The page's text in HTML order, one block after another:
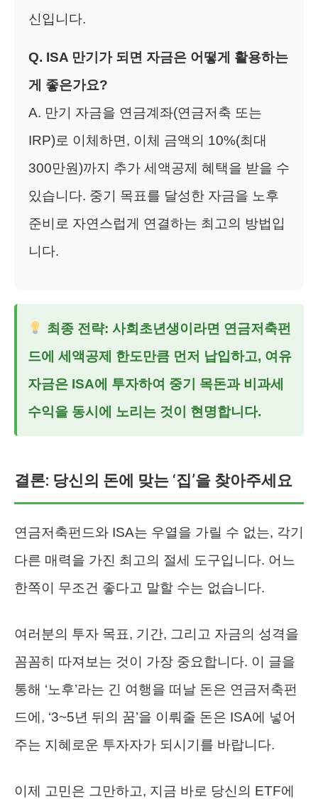
신입니다.
Q. ISA 만기가 되면 자금은 어떻게 활용하는
게 좋은가요?
A. 만기 자금을 연금계좌(연금저축 또는
IRP)로 이체하면, 이체 금액의 10%(최대
300만원)까지 추가 세액공제 혜택을 받을 수
있습니다. 중기 목표를 달성한 자금을 노후
준비로 자연스럽게 연결하는 최고의 방법입
니다.
최종 전략: 사회초년생이라면 연금저축펀
드에 세액공제 한도만큼 먼저 납입하고, 여유
자금은 ISA에 투자하여 중기 목돈과 비과세
수익을 동시에 노리는 것이 현명합니다.
결론: 당신의 돈에 맞는 ‘집’을 찾아주세요
연금저축펀드와 ISA는 우열을 가릴 수 없는, 각기
다른 매력을 가진 최고의 절세 도구입니다. 어느
한쪽이 무조건 좋다고 말할 수는 없습니다.
여러분의 투자 목표, 기간, 그리고 자금의 성격을
꼼꼼히 따져보는 것이 가장 중요합니다. 이 글을
통해 ‘노후’라는 긴 여행을 떠날 돈은 연금저축펀
드에, ‘3~5년 뒤의 꿈’을 이뤄줄 돈은 ISA에 넣어
주는 지혜로운 투자자가 되시기를 바랍니다.
이제 고민은 그만하고, 지금 바로 당신의 ETF에